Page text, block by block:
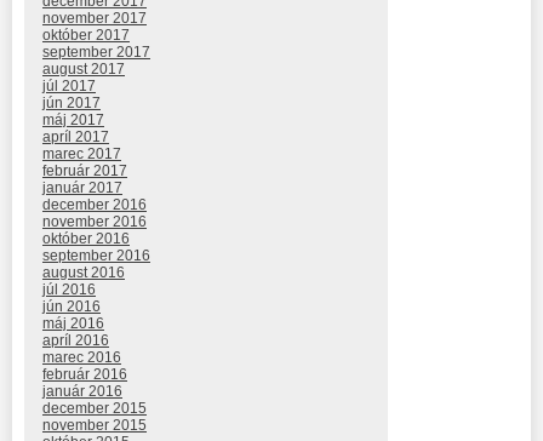
november 2017
október 2017
september 2017
august 2017
júl 2017
jún 2017
máj 2017
apríl 2017
marec 2017
február 2017
január 2017
december 2016
november 2016
október 2016
september 2016
august 2016
júl 2016
jún 2016
máj 2016
apríl 2016
marec 2016
február 2016
január 2016
december 2015
november 2015